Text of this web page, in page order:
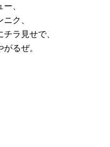
、
ク、
ラ見せで、
るぜ。